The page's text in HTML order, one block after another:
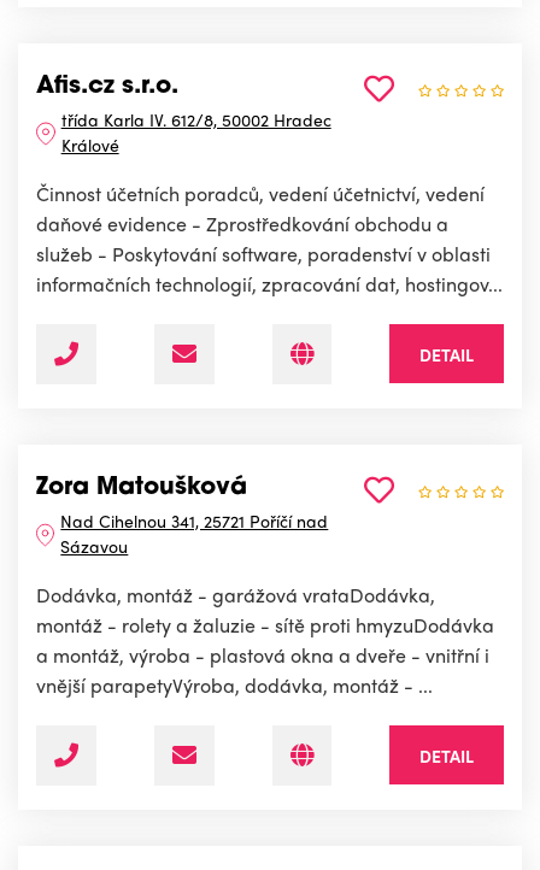
Afis.cz s.r.o.
třída Karla IV. 612/8, 50002 Hradec
Králové
Činnost účetních poradců, vedení účetnictví, vedení
daňové evidence - Zprostředkování obchodu a
služeb - Poskytování software, poradenství v oblasti
informačních technologií, zpracování dat, hostingov...
DETAIL
Zora Matoušková
Nad Cihelnou 341, 25721 Poříčí nad
Sázavou
Dodávka, montáž - garážová vrataDodávka,
montáž - rolety a žaluzie - sítě proti hmyzuDodávka
a montáž, výroba - plastová okna a dveře - vnitřní i
vnější parapetyVýroba, dodávka, montáž - ...
DETAIL